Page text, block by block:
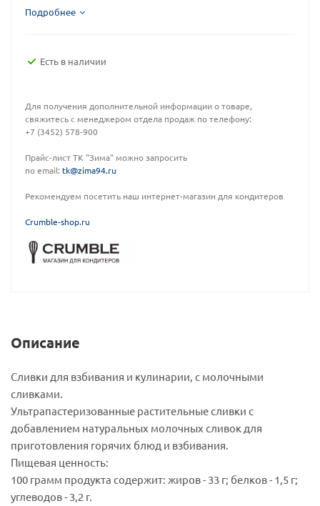
долей жира 33% ТЗ "СREAMART" упаковка 1,0 л
Подробнее
Есть в наличии
Для получения дополнительной информации о товаре,
свяжитесь с менеджером отдела продаж по телефону:
+7 (3452) 578-900
Прайс-лист ТК "Зима" можно запросить
по email: tk@zima94.ru
Рекомендуем посетить наш интернет-магазин для кондитеров
Crumble-shop.ru
Описание
Сливки для взбивания и кулинарии, с молочными
сливками.
Ультрапастеризованные растительные сливки с
добавлением натуральных молочных сливок для
приготовления горячих блюд и взбивания.
Пищевая ценность:
100 грамм продукта содержит: жиров - 33 г; белков - 1,5 г;
углеводов - 3,2 г.